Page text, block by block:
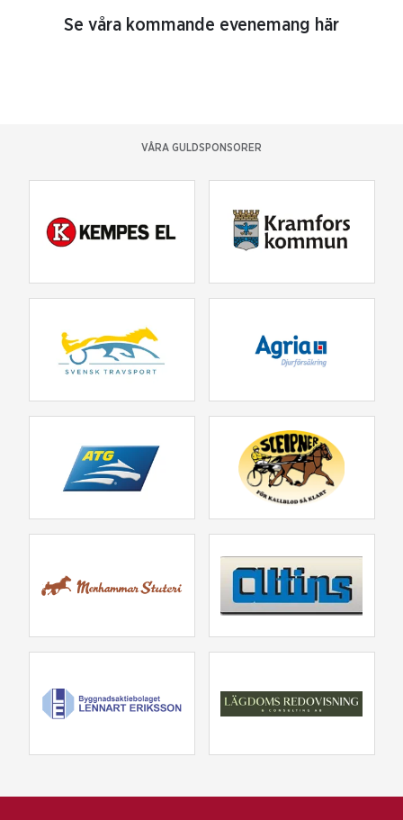
Se våra kommande evenemang här
VÅRA GULDSPONSORER